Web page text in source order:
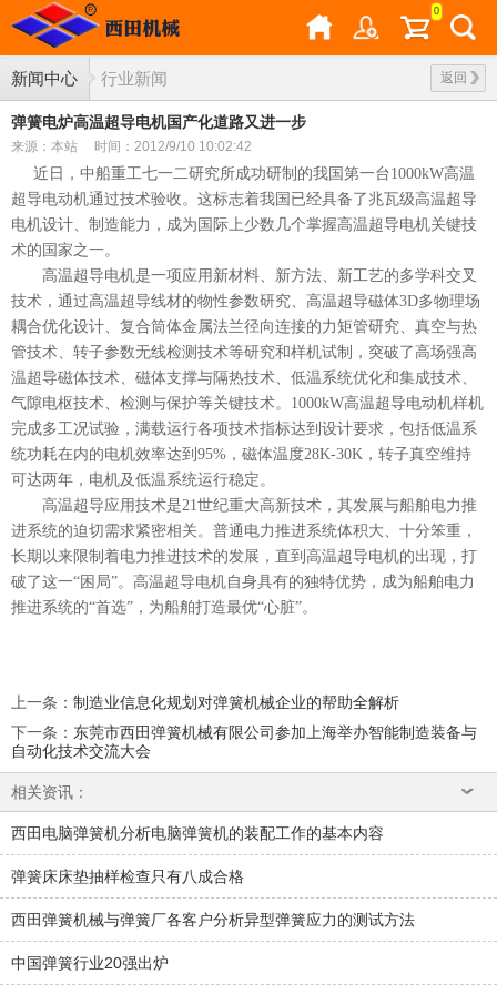
0
新闻中心 返回
行业新闻
弹簧电炉高温超导电机国产化道路又进一步
来源：本站 时间：2012/9/10 10:02:42
近日，中船重工七一二研究所成功研制的我国第一台1000kW高温
超导电动机通过技术验收。这标志着我国已经具备了兆瓦级高温超导
电机设计、制造能力，成为国际上少数几个掌握高温超导电机关键技
术的国家之一。
高温超导电机是一项应用新材料、新方法、新工艺的多学科交叉
技术，通过高温超导线材的物性参数研究、高温超导磁体3D多物理场
耦合优化设计、复合筒体金属法兰径向连接的力矩管研究、真空与热
管技术、转子参数无线检测技术等研究和样机试制，突破了高场强高
温超导磁体技术、磁体支撑与隔热技术、低温系统优化和集成技术、
气隙电枢技术、检测与保护等关键技术。1000kW高温超导电动机样机
完成多工况试验，满载运行各项技术指标达到设计要求，包括低温系
统功耗在内的电机效率达到95%，磁体温度28K-30K，转子真空维持
可达两年，电机及低温系统运行稳定。
高温超导应用技术是21世纪重大高新技术，其发展与船舶电力推
进系统的迫切需求紧密相关。普通电力推进系统体积大、十分笨重，
长期以来限制着电力推进技术的发展，直到高温超导电机的出现，打
破了这一“困局”。高温超导电机自身具有的独特优势，成为船舶电力
推进系统的“首选”，为船舶打造最优“心脏”。
上一条 ： 制造业信息化规划对弹簧机械企业的帮助全解析
下一条 ： 东莞市西田弹簧机械有限公司参加上海举办智能制造装备与
自动化技术交流大会
相关资讯：
西田电脑弹簧机分析电脑弹簧机的装配工作的基本内容
弹簧床床垫抽样检查只有八成合格
西田弹簧机械与弹簧厂各客户分析异型弹簧应力的测试方法
中国弹簧行业20强出炉